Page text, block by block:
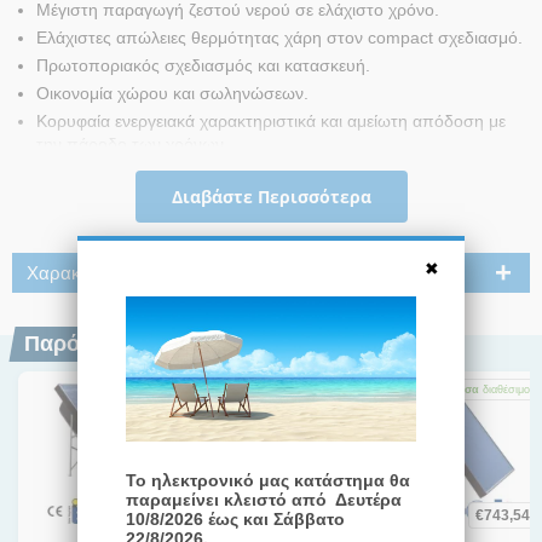
Μέγιστη παραγωγή ζεστού νερού σε ελάχιστο χρόνο.
Ελάχιστες απώλειες θερμότητας χάρη στον compact σχεδιασμό.
Πρωτοποριακός σχεδιασμός και κατασκευή.
Οικονομία χώρου και σωληνώσεων.
Κορυφαία ενεργειακά χαρακτηριστικά και αμείωτη απόδοση με
Αντοχή στον πάγο έως (-6o°C).
Δεν χρειάζεται συμπλήρωση ή αντικατάσταση αντιψυκτικού
Εύκολη εγκατάσταση.
Αποφυγή ανάστροφης ροής
Διαβάστε Περισσότερα
Χαρακτηριστικά
Παρόμοια Προϊόντα
Άμεσαδιαθέσιμο
1.480,30
Άμεσαδιαθέσιμο
€1.135,65
Άμεσα διαθέσιμο
€743,54
Το ηλεκτρονικό μας κατάστημα θα
παραμείνει κλειστό από Δευτέρα
10/8/2026 έως και Σάββατο
22/8/2026.